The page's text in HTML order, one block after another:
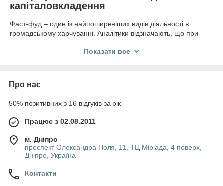
капіталовкладення
Фаст-фуд – один із найпоширеніших видів діяльності в
громадському харчуванні. Аналітики відзначають, що при
навіть декількох точок, ви зможете в найкоротші терміни
Жители нашей страны, в силу занятости, часто отдают
перекусить около дома, работы, учебного заведения. А если
парк без поедания сладкой ваты! Такие аппарат актуальны
размесить точку на аллее, в парке города. Сладкую вату
можно продавать ежегодно, разместив оборудование в
своем кафетерии, где будет возможно угоститься данным
лакомством в любую погоду.
Показати все
Про нас
50% позитивних з 16 відгуків за рік
Працює з 02.08.2011
м. Дніпро
проспект Олександра Поля, 11, ТЦ Міріада, 4 поверх,
Дніпро, Україна
Контакти